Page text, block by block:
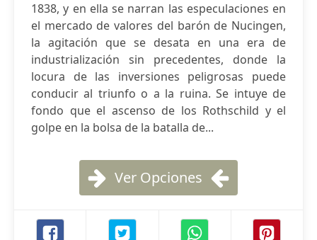
1838, y en ella se narran las especulaciones en
el mercado de valores del barón de Nucingen,
la agitación que se desata en una era de
industrialización sin precedentes, donde la
locura de las inversiones peligrosas puede
conducir al triunfo o a la ruina. Se intuye de
fondo que el ascenso de los Rothschild y el
golpe en la bolsa de la batalla de...
Ver Opciones